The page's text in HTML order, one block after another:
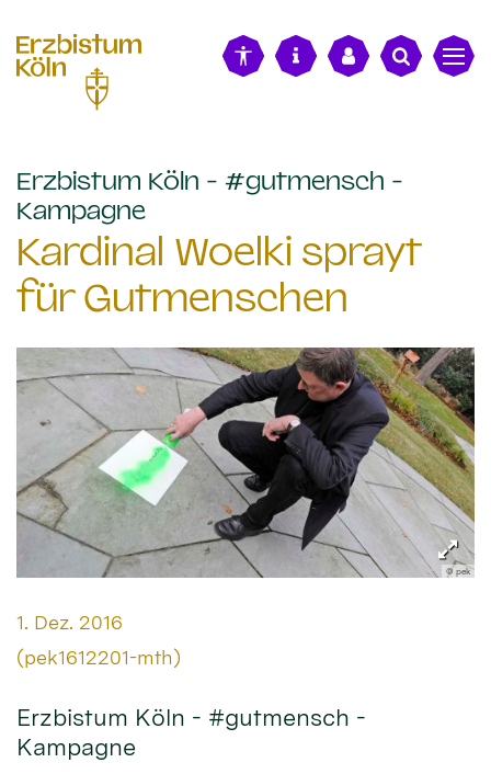
Erzbistum Köln - #gutmensch -
Kampagne:
Kardinal Woelki sprayt
für Gutmenschen
© pek
Datum:
1. Dez. 2016
Von:
(pek1612201-mth)
Erzbistum Köln - #gutmensch -
Kampagne